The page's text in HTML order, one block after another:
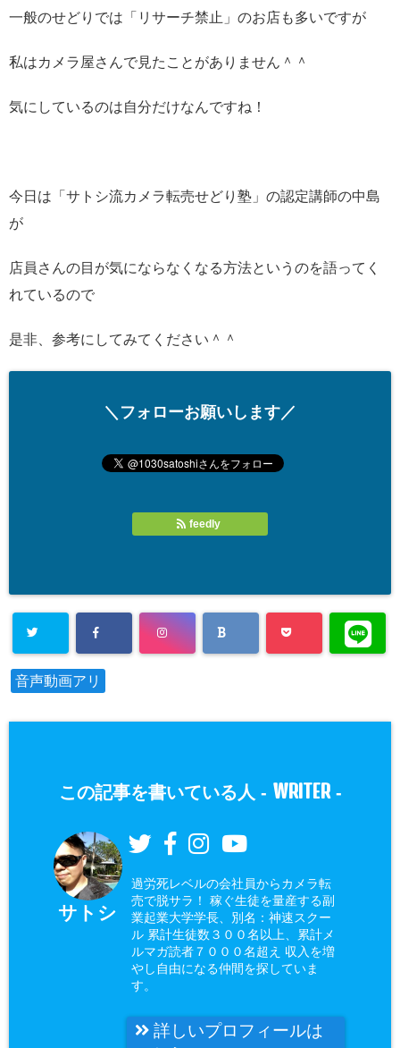
一般のせどりでは「リサーチ禁止」のお店も多いですが
私はカメラ屋さんで見たことがありません＾＾
気にしているのは自分だけなんですね！
今日は「サトシ流カメラ転売せどり塾」の認定講師の中島
が
店員さんの目が気にならなくなる方法というのを語ってく
れているので
是非、参考にしてみてください＾＾
＼フォローお願いします／
feedly
音声動画アリ
この記事を書いている人 - WRITER-
サトシ
過労死レベルの会社員からカメラ転
売で脱サラ！ 稼ぐ生徒を量産する副
業起業大学学長、別名：神速スクー
ル 累計生徒数３００名以上、累計メ
ルマガ読者７０００名超え 収入を増
やし自由になる仲間を探していま
す。
詳しいプロフィールは